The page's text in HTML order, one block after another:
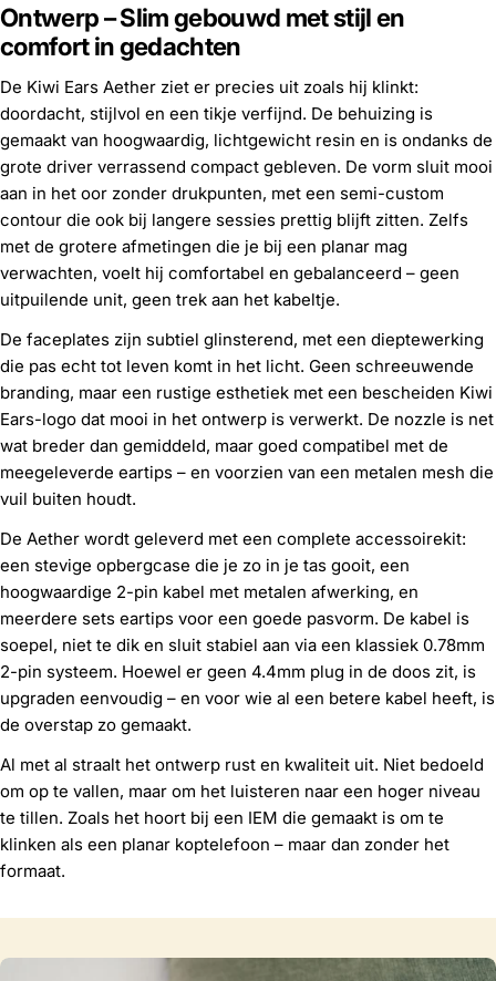
Ontwerp – Slim gebouwd met stijl en
comfort in gedachten
De Kiwi Ears Aether ziet er precies uit zoals hij klinkt:
doordacht, stijlvol en een tikje verfijnd. De behuizing is
gemaakt van hoogwaardig, lichtgewicht resin en is ondanks de
grote driver verrassend compact gebleven. De vorm sluit mooi
aan in het oor zonder drukpunten, met een semi-custom
contour die ook bij langere sessies prettig blijft zitten. Zelfs
met de grotere afmetingen die je bij een planar mag
verwachten, voelt hij comfortabel en gebalanceerd – geen
uitpuilende unit, geen trek aan het kabeltje.
De faceplates zijn subtiel glinsterend, met een dieptewerking
die pas echt tot leven komt in het licht. Geen schreeuwende
branding, maar een rustige esthetiek met een bescheiden Kiwi
Ears-logo dat mooi in het ontwerp is verwerkt. De nozzle is net
wat breder dan gemiddeld, maar goed compatibel met de
meegeleverde eartips – en voorzien van een metalen mesh die
vuil buiten houdt.
De Aether wordt geleverd met een complete accessoirekit:
een stevige opbergcase die je zo in je tas gooit, een
hoogwaardige 2-pin kabel met metalen afwerking, en
meerdere sets eartips voor een goede pasvorm. De kabel is
soepel, niet te dik en sluit stabiel aan via een klassiek 0.78mm
2-pin systeem. Hoewel er geen 4.4mm plug in de doos zit, is
upgraden eenvoudig – en voor wie al een betere kabel heeft, is
de overstap zo gemaakt.
Al met al straalt het ontwerp rust en kwaliteit uit. Niet bedoeld
om op te vallen, maar om het luisteren naar een hoger niveau
te tillen. Zoals het hoort bij een IEM die gemaakt is om te
klinken als een planar koptelefoon – maar dan zonder het
formaat.